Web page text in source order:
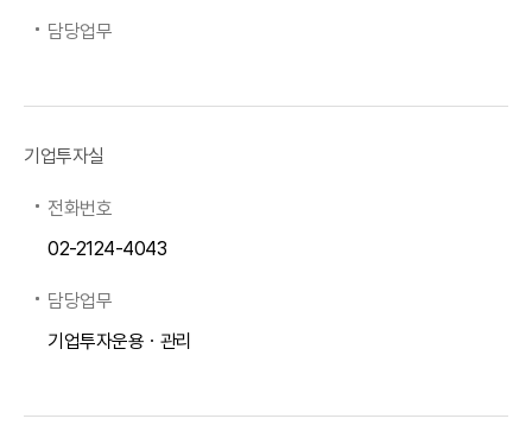
담당업무
기업투자실
전화번호
02-2124-4043
담당업무
기업투자운용ㆍ관리